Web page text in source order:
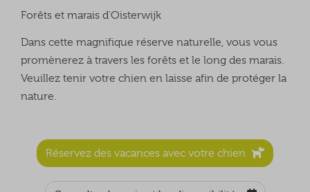
Forêts et marais d'Oisterwijk
Dans cette magnifique réserve naturelle, vous vous
promènerez à travers les forêts et le long des marais.
Veuillez tenir votre chien en laisse afin de protéger la
nature.
Réservez des vacances avec votre chien